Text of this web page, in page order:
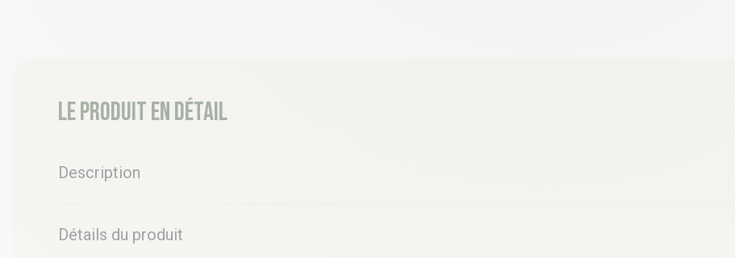
Le produit en détail
Description
Détails du produit